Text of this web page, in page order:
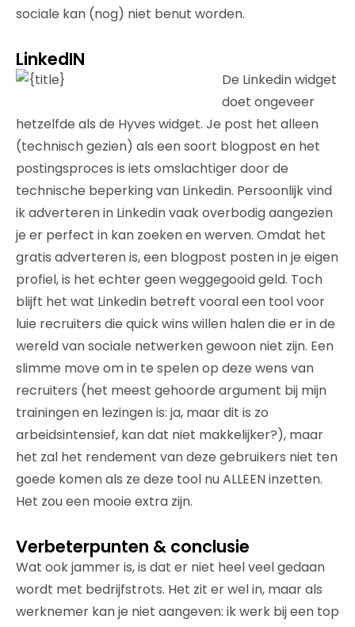
sociale kan (nog) niet benut worden.
LinkedIN
De Linkedin widget
doet ongeveer
hetzelfde als de Hyves widget. Je post het alleen
(technisch gezien) als een soort blogpost en het
postingsproces is iets omslachtiger door de
technische beperking van Linkedin. Persoonlijk vind
ik adverteren in Linkedin vaak overbodig aangezien
je er perfect in kan zoeken en werven. Omdat het
gratis adverteren is, een blogpost posten in je eigen
profiel, is het echter geen weggegooid geld. Toch
blijft het wat Linkedin betreft vooral een tool voor
luie recruiters die quick wins willen halen die er in de
wereld van sociale netwerken gewoon niet zijn. Een
slimme move om in te spelen op deze wens van
recruiters (het meest gehoorde argument bij mijn
trainingen en lezingen is: ja, maar dit is zo
arbeidsintensief, kan dat niet makkelijker?), maar
het zal het rendement van deze gebruikers niet ten
goede komen als ze deze tool nu ALLEEN inzetten.
Het zou een mooie extra zijn.
Verbeterpunten & conclusie
Wat ook jammer is, is dat er niet heel veel gedaan
wordt met bedrijfstrots. Het zit er wel in, maar als
werknemer kan je niet aangeven: ik werk bij een top